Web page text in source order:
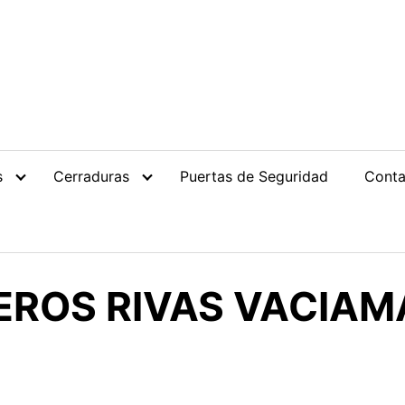
Cerraduras Puertas de Seguridad
RIVAS